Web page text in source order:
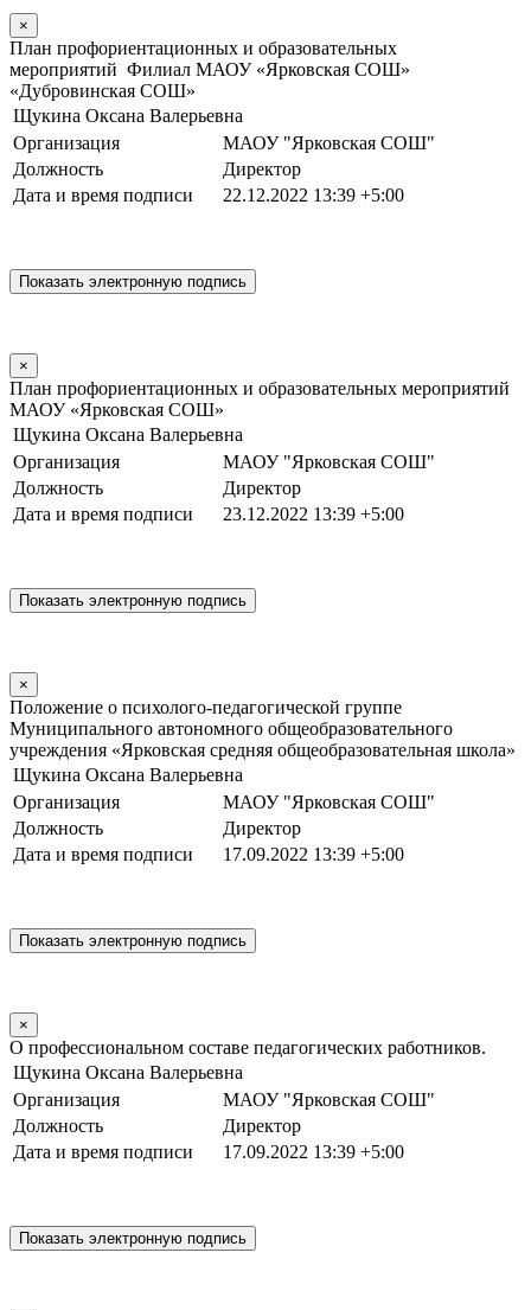
×
План профориентационных и образовательных
мероприятий Филиал МАОУ «Ярковская СОШ»
«Дубровинская СОШ»
Щукина Оксана Валерьевна
Организация
МАОУ "Ярковская СОШ"
Должность
Директор
Дата и время подписи
22.12.2022 13:39 +5:00
×
План профориентационных и образовательных мероприятий
МАОУ «Ярковская СОШ»
Щукина Оксана Валерьевна
Организация
МАОУ "Ярковская СОШ"
Должность
Директор
Дата и время подписи
23.12.2022 13:39 +5:00
×
Положение о психолого-педагогической группе
Муниципального автономного общеобразовательного
учреждения «Ярковская средняя общеобразовательная школа»
Щукина Оксана Валерьевна
Организация
МАОУ "Ярковская СОШ"
Должность
Директор
Дата и время подписи
17.09.2022 13:39 +5:00
×
О профессиональном составе педагогических работников.
Щукина Оксана Валерьевна
Организация
МАОУ "Ярковская СОШ"
Должность
Директор
Дата и время подписи
17.09.2022 13:39 +5:00